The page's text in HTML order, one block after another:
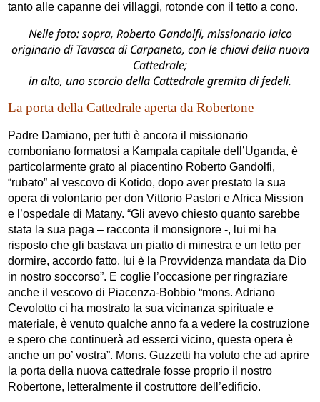
tanto alle capanne dei villaggi, rotonde con il tetto a cono.
Nelle foto: sopra, Roberto Gandolfi, missionario laico
originario di Tavasca di Carpaneto, con le chiavi della nuova
Cattedrale;
in alto, uno scorcio della Cattedrale gremita di fedeli.
La porta della Cattedrale aperta da Robertone
Padre Damiano, per tutti è ancora il missionario
comboniano formatosi a Kampala capitale dell’Uganda, è
particolarmente grato al piacentino Roberto Gandolfi,
“rubato” al vescovo di Kotido, dopo aver prestato la sua
opera di volontario per don Vittorio Pastori e Africa Mission
e l’ospedale di Matany. “Gli avevo chiesto quanto sarebbe
stata la sua paga – racconta il monsignore -, lui mi ha
risposto che gli bastava un piatto di minestra e un letto per
dormire, accordo fatto, lui è la Provvidenza mandata da Dio
in nostro soccorso”. E coglie l’occasione per ringraziare
anche il vescovo di Piacenza-Bobbio “mons. Adriano
Cevolotto ci ha mostrato la sua vicinanza spirituale e
materiale, è venuto qualche anno fa a vedere la costruzione
e spero che continuerà ad esserci vicino, questa opera è
anche un po’ vostra”. Mons. Guzzetti ha voluto che ad aprire
la porta della nuova cattedrale fosse proprio il nostro
Robertone, letteralmente il costruttore dell’edificio.